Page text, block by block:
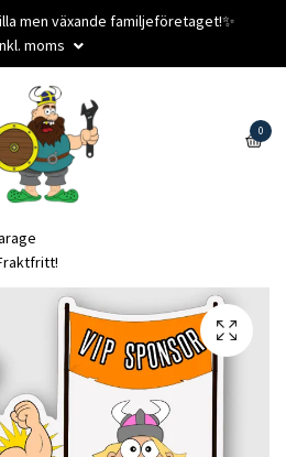
men växande familjeföretaget!✨️
moms
0